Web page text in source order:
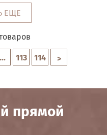
ЕЩЕ
... 113 114 >
прямой